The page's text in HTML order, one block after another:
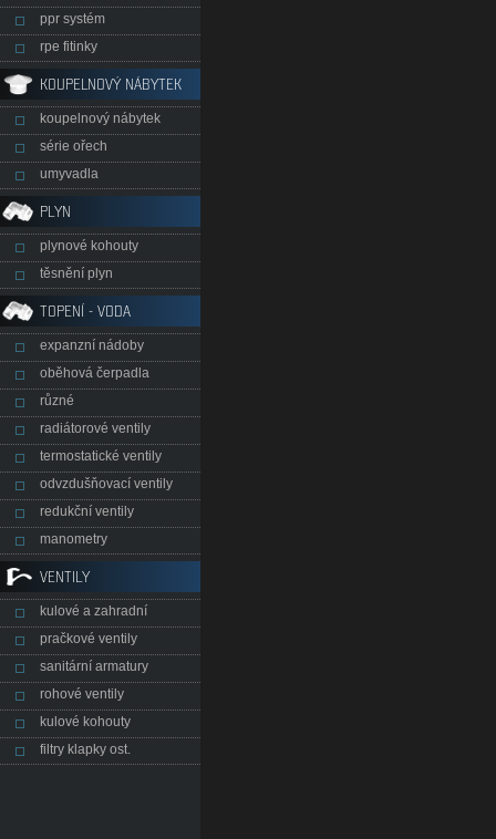
ppr systém
rpe fitinky
KOUPELNOVÝ NÁBYTEK
koupelnový nábytek
série ořech
umyvadla
PLYN
plynové kohouty
těsnění plyn
TOPENÍ - VODA
expanzní nádoby
oběhová čerpadla
různé
radiátorové ventily
termostatické ventily
odvzdušňovací ventily
redukční ventily
manometry
VENTILY
kulové a zahradní
pračkové ventily
sanitární armatury
rohové ventily
kulové kohouty
filtry klapky ost.